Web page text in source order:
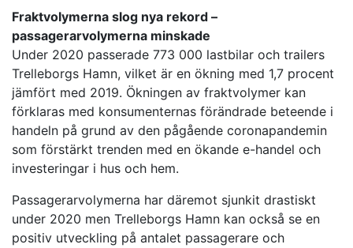
Fraktvolymerna slog nya rekord –
passagerarvolymerna minskade
Under 2020 passerade 773 000 lastbilar och trailers
Trelleborgs Hamn, vilket är en ökning med 1,7 procent
jämfört med 2019. Ökningen av fraktvolymer kan
förklaras med konsumenternas förändrade beteende i
handeln på grund av den pågående coronapandemin
som förstärkt trenden med en ökande e-handel och
investeringar i hus och hem.
Passagerarvolymerna har däremot sjunkit drastiskt
under 2020 men Trelleborgs Hamn kan också se en
positiv utveckling på antalet passagerare och